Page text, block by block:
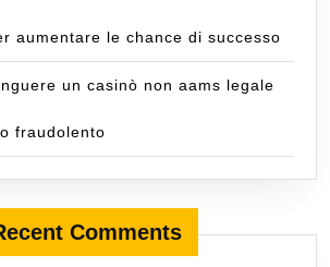
aumentare le chance di successo
un casinò non aams legale
fraudolento
Comments